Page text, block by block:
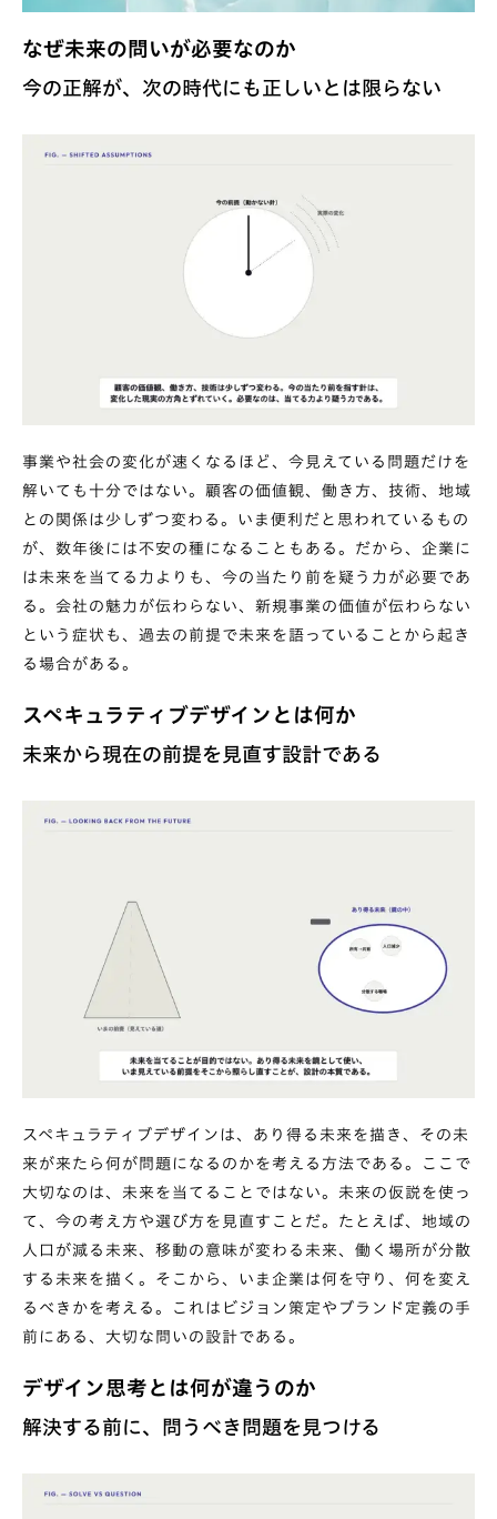
なぜ未来の問いが必要なのか
今の正解が、次の時代にも正しいとは限らない
事業や社会の変化が速くなるほど、今見えている問題だけを
解いても十分ではない。顧客の価値観、働き方、技術、地域
との関係は少しずつ変わる。いま便利だと思われているもの
が、数年後には不安の種になることもある。だから、企業に
は未来を当てる力よりも、今の当たり前を疑う力が必要であ
る。会社の魅力が伝わらない、新規事業の価値が伝わらない
という症状も、過去の前提で未来を語っていることから起き
る場合がある。
スペキュラティブデザインとは何か
未来から現在の前提を見直す設計である
スペキュラティブデザインは、あり得る未来を描き、その未
来が来たら何が問題になるのかを考える方法である。ここで
大切なのは、未来を当てることではない。未来の仮説を使っ
て、今の考え方や選び方を見直すことだ。たとえば、地域の
人口が減る未来、移動の意味が変わる未来、働く場所が分散
する未来を描く。そこから、いま企業は何を守り、何を変え
るべきかを考える。これはビジョン策定やブランド定義の手
前にある、大切な問いの設計である。
デザイン思考とは何が違うのか
解決する前に、問うべき問題を見つける